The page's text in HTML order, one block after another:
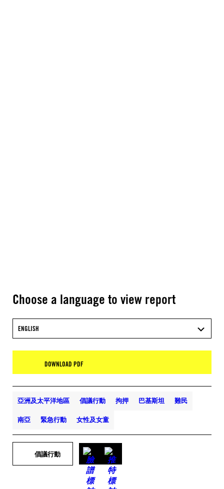
Choose a language to view report
ENGLISH
DOWNLOAD PDF
亞洲及太平洋地區 倡議行動 拘押 巴基斯坦 難民
南亞 緊急行動 女性及女童
倡議行動